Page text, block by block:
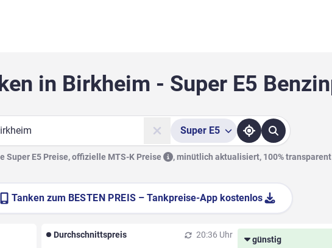
in Birkheim - Super E5
Super E5
Super E5 Preise, offizielle MTS-K Preise ,minütlich aktualisiert, 100% transparent
Tanken zum BESTEN PREIS – Tankpreise-App kostenlos
Durchschnittspreis 20:36 Uhr
günstig